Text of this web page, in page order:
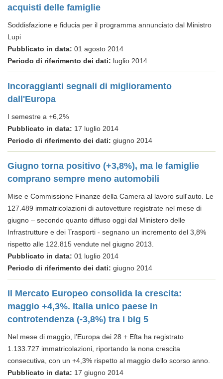
acquisti delle famiglie
Soddisfazione e fiducia per il programma annunciato dal Ministro
Lupi
Pubblicato in data: 01 agosto 2014
Periodo di riferimento dei dati: luglio 2014
Incoraggianti segnali di miglioramento
dall'Europa
I semestre a +6,2%
Pubblicato in data: 17 luglio 2014
Periodo di riferimento dei dati: giugno 2014
Giugno torna positivo (+3,8%), ma le famiglie
comprano sempre meno automobili
Mise e Commissione Finanze della Camera al lavoro sull'auto. Le
127.489 immatricolazioni di autovetture registrate nel mese di
giugno – secondo quanto diffuso oggi dal Ministero delle
Infrastrutture e dei Trasporti - segnano un incremento del 3,8%
rispetto alle 122.815 vendute nel giugno 2013.
Pubblicato in data: 01 luglio 2014
Periodo di riferimento dei dati: giugno 2014
Il Mercato Europeo consolida la crescita:
maggio +4,3%. Italia unico paese in
controtendenza (-3,8%) tra i big 5
Nel mese di maggio, l’Europa dei 28 + Efta ha registrato
1.133.727 immatricolazioni, riportando la nona crescita
consecutiva, con un +4,3% rispetto al maggio dello scorso anno.
Pubblicato in data: 17 giugno 2014